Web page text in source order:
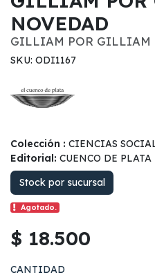
NOVEDAD
GILLIAM POR GILLIAM
SKU: ODI1167
Colección : CIENCIAS
Editorial: CUENCO DE PLATA
Stock por sucursal
Agotado.
$ 18.500
CANTIDAD